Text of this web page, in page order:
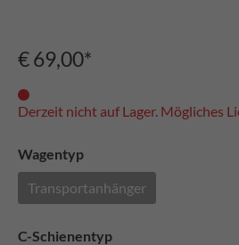
€ 69,00*
Derzeit nicht auf Lager. Mögliches
Wagentyp
Transportanhänger
C-Schienentyp